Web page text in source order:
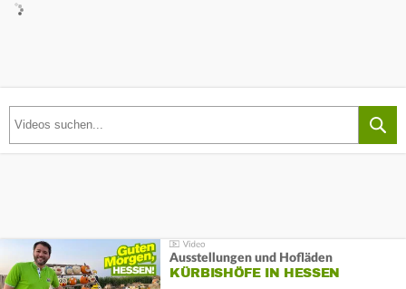
Ausstellungen und Hofläden
KÜRBISHÖFE IN HESSEN